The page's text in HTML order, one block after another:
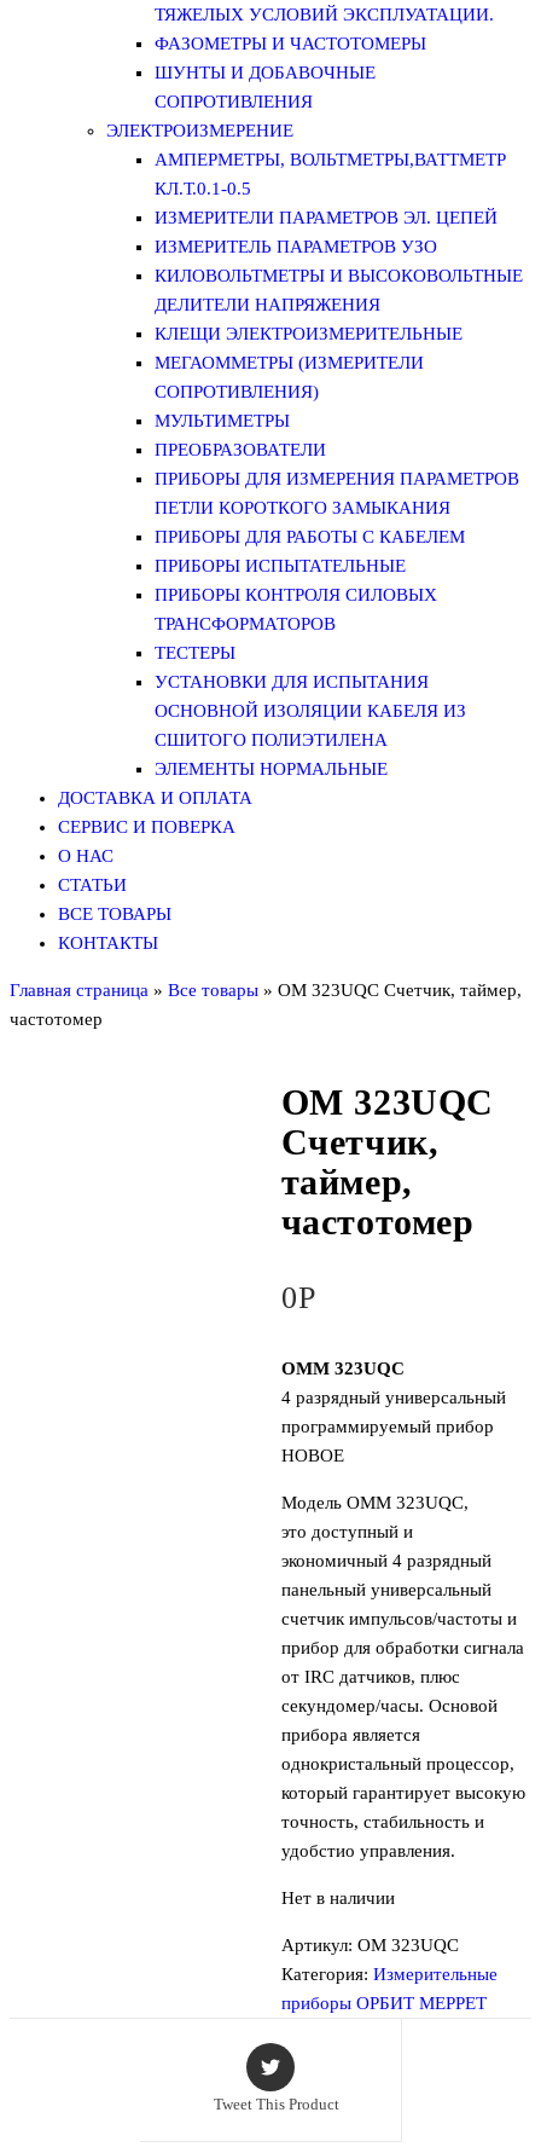
ТЯЖЕЛЫХ УСЛОВИЙ ЭКСПЛУАТАЦИИ.
ФАЗОМЕТРЫ И ЧАСТОТОМЕРЫ
ШУНТЫ И ДОБАВОЧНЫЕ
СОПРОТИВЛЕНИЯ
ЭЛЕКТРОИЗМЕРЕНИЕ
АМПЕРМЕТРЫ, ВОЛЬТМЕТРЫ,ВАТТМЕТР
КЛ.Т.0.1-0.5
ИЗМЕРИТЕЛИ ПАРАМЕТРОВ ЭЛ. ЦЕПЕЙ
ИЗМЕРИТЕЛЬ ПАРАМЕТРОВ УЗО
КИЛОВОЛЬТМЕТРЫ И ВЫСОКОВОЛЬТНЫЕ
ДЕЛИТЕЛИ НАПРЯЖЕНИЯ
КЛЕЩИ ЭЛЕКТРОИЗМЕРИТЕЛЬНЫЕ
МЕГАОММЕТРЫ (ИЗМЕРИТЕЛИ
СОПРОТИВЛЕНИЯ)
МУЛЬТИМЕТРЫ
ПРЕОБРАЗОВАТЕЛИ
ПРИБОРЫ ДЛЯ ИЗМЕРЕНИЯ ПАРАМЕТРОВ
ПЕТЛИ КОРОТКОГО ЗАМЫКАНИЯ
ПРИБОРЫ ДЛЯ РАБОТЫ С КАБЕЛЕМ
ПРИБОРЫ ИСПЫТАТЕЛЬНЫЕ
ПРИБОРЫ КОНТРОЛЯ СИЛОВЫХ
ТРАНСФОРМАТОРОВ
ТЕСТЕРЫ
УСТАНОВКИ ДЛЯ ИСПЫТАНИЯ
ОСНОВНОЙ ИЗОЛЯЦИИ КАБЕЛЯ ИЗ
СШИТОГО ПОЛИЭТИЛЕНА
ЭЛЕМЕНТЫ НОРМАЛЬНЫЕ
ДОСТАВКА И ОПЛАТА
СЕРВИС И ПОВЕРКА
О НАС
СТАТЬИ
ВСЕ ТОВАРЫ
КОНТАКТЫ
Главная страница » Все товары » OM 323UQC Счетчик, таймер,
частотомер
OM 323UQC
Счетчик,
таймер,
частотомер
0Р
OMM 323UQC
4 разрядный универсальный
программируемый прибор
НОВОЕ
Модель OMM 323UQC,
это доступный и
экономичный 4 разрядный
панельный универсальный
счетчик импульсов/частоты и
прибор для обработки сигнала
от IRC датчиков, плюс
секундомер/часы. Основой
прибора является
однокристальный процессор,
который гарантирует высокую
точность, стабильность и
удобстио управления.
Нет в наличии
Артикул: OM 323UQC
Категория: Измерительные
приборы ОРБИТ МЕРРЕТ
Tweet This Product